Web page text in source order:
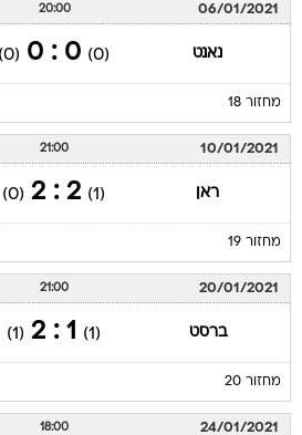
06/01/2021
20:00
נאנט (0)
0 : 0
(0)
מחזור 18
10/01/2021
21:00
ראן (1)
2 : 2
(0)
מחזור 19
20/01/2021
21:00
ברסט (1)
1 : 2
(1)
מחזור 20
24/01/2021
18:00